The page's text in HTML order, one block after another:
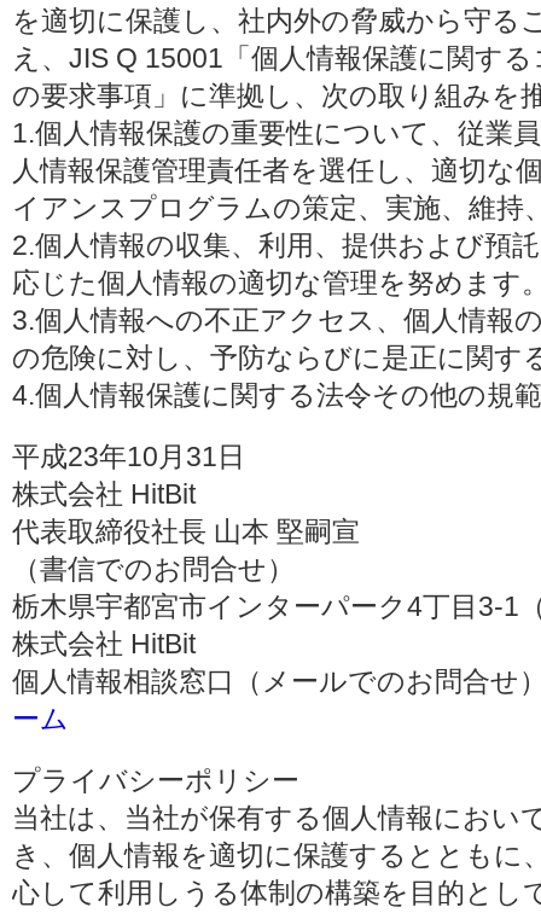
を適切に保護し、社内外の脅威から守る
え、JIS Q 15001「個人情報保護に関す
の要求事項」に準拠し、次の取り組みを
1.個人情報保護の重要性について、従業
人情報保護管理責任者を選任し、適切な
イアンスプログラムの策定、実施、維持
2.個人情報の収集、利用、提供および預
応じた個人情報の適切な管理を努めます
3.個人情報への不正アクセス、個人情報
の危険に対し、予防ならびに是正に関す
4.個人情報保護に関する法令その他の規
平成23年10月31日
株式会社 HitBit
代表取締役社長 山本 堅嗣宣
（書信でのお問合せ）
栃木県宇都宮市インターパーク4丁目3-1
株式会社 HitBit
個人情報相談窓口（メールでのお問合せ
ーム
プライバシーポリシー
当社は、当社が保有する個人情報におい
き、個人情報を適切に保護するとともに
心して利用しうる体制の構築を目的とし